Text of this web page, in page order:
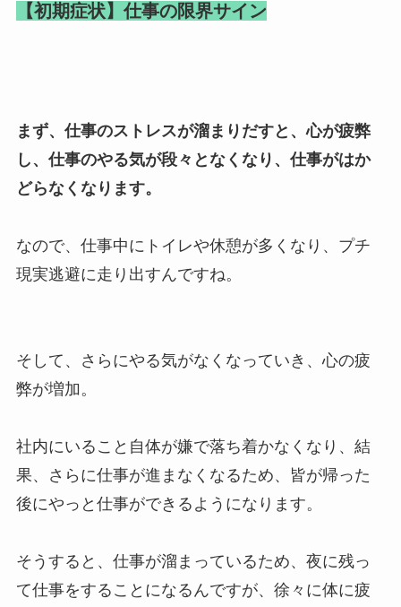
【初期症状】仕事の限界サイン
まず、仕事のストレスが溜まりだすと、心が疲弊
し、仕事のやる気が段々となくなり、仕事がはか
どらなくなります。
なので、仕事中にトイレや休憩が多くなり、プチ
現実逃避に走り出すんですね。
そして、さらにやる気がなくなっていき、心の疲
弊が増加。
社内にいること自体が嫌で落ち着かなくなり、結
果、さらに仕事が進まなくなるため、皆が帰った
後にやっと仕事ができるようになります。
そうすると、仕事が溜まっているため、夜に残っ
て仕事をすることになるんですが、徐々に体に疲